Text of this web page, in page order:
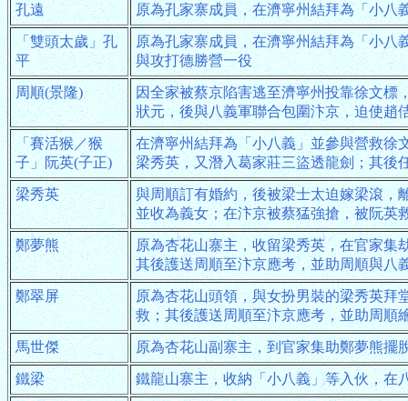
孔遠 原為孔家寨成員，在濟寧州結拜為「小八
「雙頭太歲」孔
平
原為孔家寨成員，在濟寧州結拜為「小八
與攻打德勝營一役
周順(景隆)
因全家被蔡京陷害逃至濟寧州投靠徐文標
狀元，後與八義軍聯合包圍汴京，迫使趙
「賽活猴／猴
子」阮英(子正)
在濟寧州結拜為「小八義」並參與營救徐
梁秀英，又潛入葛家莊三盜透龍劍；其後
梁秀英
與周順訂有婚約，後被梁士太迫嫁梁滾，
並收為義女；在汴京被蔡猛強搶，被阮英
鄭夢熊
原為杏花山寨主，收留梁秀英，在官家集
其後護送周順至汴京應考，並助周順與八
鄭翠屏
原為杏花山頭領，與女扮男裝的梁秀英拜
救；其後護送周順至汴京應考，並助周順
馬世傑 原為杏花山副寨主，到官家集助鄭夢熊擺
鐵梁 鐵龍山寨主，收納「小八義」等入伙，在